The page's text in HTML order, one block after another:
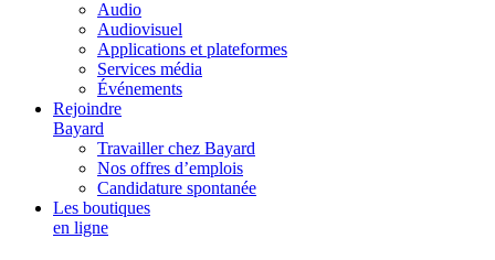
Audio
Audiovisuel
Applications et plateformes
Services média
Événements
Rejoindre
Bayard
Travailler chez Bayard
Nos offres d’emplois
Candidature spontanée
Les boutiques
en ligne